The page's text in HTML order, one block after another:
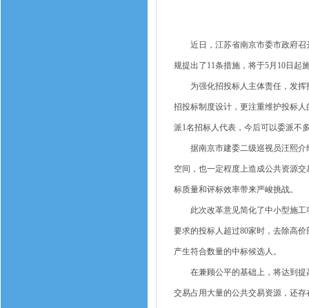
近日，江苏省南京市委市政府召
规提出了11条措施，将于5月10日起
为强化招投标人主体责任，发挥
招投标制度设计，更注重维护投标
派1名招标人代表，今后可以委派不
据南京市建委二级巡视员汪熙介
空间，也一定程度上造成公共资源
标质量和评标效率带来严峻挑战。
此次改革意见简化了中小型施工
要求的投标人超过80家时，去除高
产生符合数量的中标候选人。
在兼顾公平的基础上，将达到提
交易占用大量的公共交易资源，还